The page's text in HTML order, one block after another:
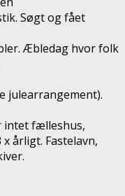
Søgt og fået
Æbledag hvor folk
julearrangement).
intet fælleshus,
årligt. Fastelavn,